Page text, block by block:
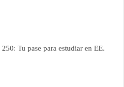
Tu pase para estudiar en EE.